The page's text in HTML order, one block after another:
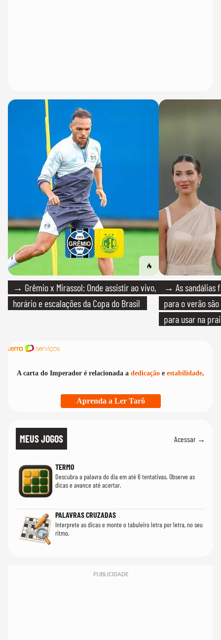
→ Grêmio x Mirassol: Onde assistir ao vivo,
horário e escalações da Copa do Brasil
→ As sandálias
para o verão
para usar na
A carta do Imperador é relacionada a dedicação e estabilidade.
Aprenda a Ler Tarô
MEUS JOGOS Acessar →
TERMO
Descubra a palavra do dia em até 6 tentativas. Observe as
dicas e avance até acertar.
PALAVRAS CRUZADAS
Interprete as dicas e monte o tabuleiro letra por letra, no seu
ritmo.
PUBLICIDADE